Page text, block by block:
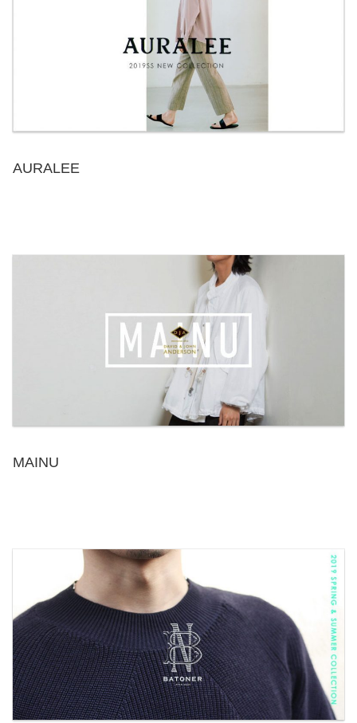
AURALEE
MAINU